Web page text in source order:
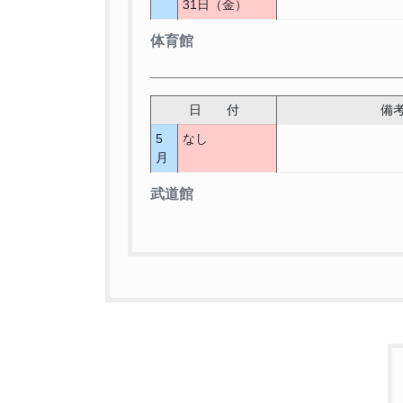
体育館
31日（金）
武道館
日 付
備
5
月
なし